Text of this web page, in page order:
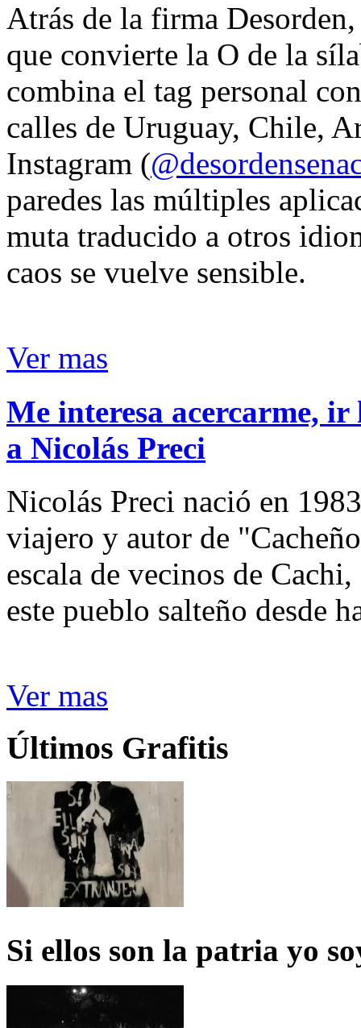
Atrás de la firma
que convierte la O de la
combina el tag personal
calles de Uruguay, Chile,
Instagram (
paredes las múltiples
muta traducido a otros
caos se vuelve sensible.
Ver mas
Me interesa acercarme,
a Nicolás Preci
Nicolás Preci nació en
viajero y autor de
escala de vecinos de
este pueblo salteño desde
Ver mas
Últimos Grafitis
Si ellos son la patria yo